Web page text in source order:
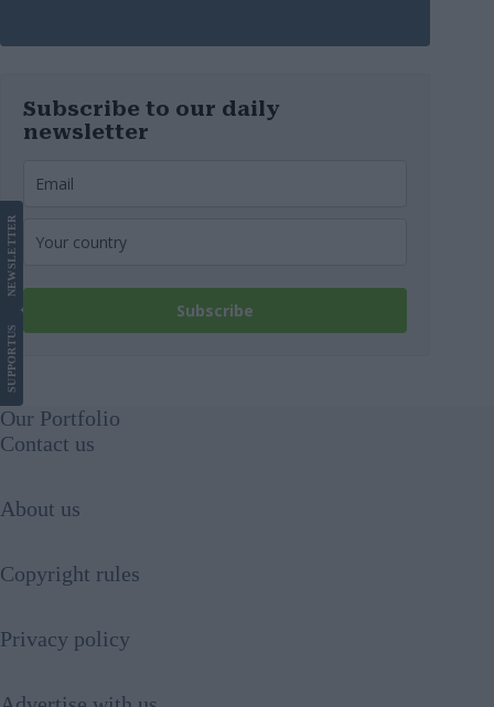
Subscribe to our daily
newsletter
Subscribe
SUPPORT
US
NEWS
LETTER
Our Portfolio
Contact us
About us
Copyright rules
Privacy policy